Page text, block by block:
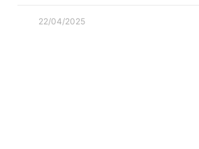
22/04/2025